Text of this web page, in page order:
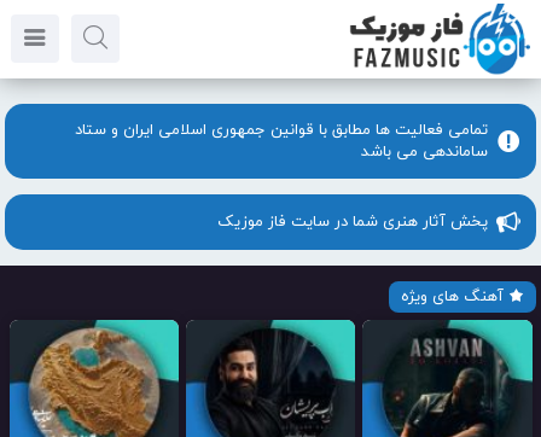
تمامی فعالیت ها مطابق با قوانین جمهوری اسلامی ایران و ستاد
ساماندهی می باشد
پخش آثار هنری شما در سایت فاز موزیک
آهنگ های ویژه